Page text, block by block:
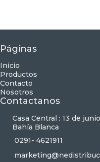
Páginas
Inicio
Productos
Contacto
Nosotros
Contactanos
Casa Central : 13 de
Bahía Blanca
0291- 4621911